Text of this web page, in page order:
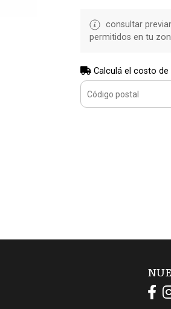
consultar
permitidos en tu
Calculá el costo de